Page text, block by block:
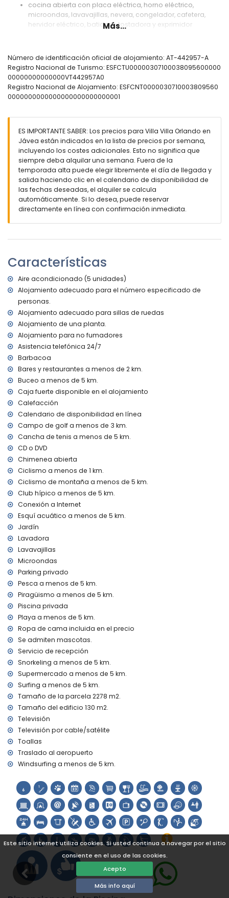
Este sitio internet utiliza cookies. Si usted continua a navegar por el sitio
consiente en el uso de las cookies.
Acepto
Más info aquí
cocina abierta con placa eléctrica, horno eléctrico,
microondas, lavavajillas, nevera, congelador, cafetera,
hervidor eléctrico, batidora, tostadora y exprimidor
dormitorio con aire acondicionado y cama de tamaño
queen (de 200 por 160 cm) y baño en suite
dormitorio con aire acondicionado y cama de tamaño
queen (de 200 por 160 cm)
dormitorio con aire acondicionado y 2 camas individuales
baño con lavabo individual, ducha, inodoro y secador de
pelo
Exterior de la villa
gran parcela
piscina privada de 15m x 6m y 2m de profundidad
maravilloso jardín con césped, grava, árboles y muebles
de jardín con tumbonas
2 terrazas, una de ellas cubierta
barbacoa
zona de estar al aire libre y comedor exterior
plazas de aparcamiento privadas
Más información
pueblo más cercano: Jávea (a menos de 5 kilómetros de
la villa)
orilla o ribera más cercana: Mediterráneo, Jávea (a menos
de 5 kilómetros de la villa)
playa más cercana: El Arenal, Jávea (a menos de 5
kilómetros de la villa)
puerto más cercano: Port Aduanas del Mar, Jávea (a
menos de 5 kilómetros de la villa)
parque más cercano: Montgó, Jávea (a menos de 5
kilómetros de la villa)
aeropuerto más cercano: Alicante (a menos de 100
kilómetros de la villa)
segundo aeropuerto más cercano: Valencia (> 100
kilómetros)
prohibido fumar
se aceptan mascotas
alojamiento adaptado para personas en silla de ruedas
El alojamiento es muy adecuado para familias con niños
Instalaciones y servicios incluidos en el precio del alquiler
de la villa
ordenador e internet (WiFi)
plancha y tabla de planchar
ropa de cama y toallas
servicio de recepción y servicio de emergencia 24 horas
calefacción y aire acondicionado
Instalaciones y servicios con coste adicional
servicio de aeropuerto
cama extra y camas/cunas para niños (bajo demanda)
Entretenimiento y actividades de ocio para sus vacaciones
en Jávea, Costa Blanca
discoteca, club nocturno, bar y paseo marítimo (El Arenal)
(a menos de 5 kilómetros de la casa)
Lugares de interés y cultura en Jávea, Costa Blanca
museo (Histórico de Jávea), iglesia (Virgen de Loreto,
Puerto, Jávea), ruina (Molinos de Viento, Jávea),
Jávea) (a menos de 5 kilómetros del alojamiento)
castillo (Portal de la Vila y Denia) (a menos de 25 kilómetros
del alojamiento)
Deportes
ciclismo (a menos de 1000 metros de la villa)
tenis, golf (Jávea Golf), equitación, ciclismo de montaña,
piragüismo, pesca, buceo, esnórquel, surf, windsurf y esquí
acuático (a menos de 5 kilómetros de la villa)
Más...
Número de identificación oficial de alojamiento: AT-442957-A
Registro Nacional de Turismo: ESFCTU00000307100038095600000
00000000000000VT442957A0
Registro Nacional de Alojamiento: ESFCNT0000030710003809560
0000000000000000000000000001
ES IMPORTANTE SABER: Los precios para Villa Villa Orlando en
Jávea están indicados en la lista de precios por semana,
incluyendo los costes adicionales. Esto no significa que
siempre deba alquilar una semana. Fuera de la
temporada alta puede elegir libremente el día de llegada y
salida haciendo clic en el calendario de disponibilidad de
las fechas deseadas, el alquiler se calcula
automáticamente. Si lo desea, puede reservar
directamente en línea con confirmación inmediata.
Características
Aire acondicionado (5 unidades)
Alojamiento adecuado para el número especificado de
personas.
Alojamiento adecuado para sillas de ruedas
Alojamiento de una planta.
Alojamiento para no fumadores
Asistencia telefónica 24/7
Barbacoa
Bares y restaurantes a menos de 2 km.
Buceo a menos de 5 km.
Caja fuerte disponible en el alojamiento
Calefacción
Calendario de disponibilidad en línea
Campo de golf a menos de 3 km.
Cancha de tenis a menos de 5 km.
CD o DVD
Chimenea abierta
Ciclismo a menos de 1 km.
Ciclismo de montaña a menos de 5 km.
Club hípico a menos de 5 km.
Conexión a Internet
Esquí acuático a menos de 5 km.
Jardín
Lavadora
Lavavajillas
Microondas
Parking privado
Pesca a menos de 5 km.
Piragüismo a menos de 5 km.
Piscina privada
Playa a menos de 5 km.
Ropa de cama incluida en el precio
Se admiten mascotas.
Servicio de recepción
Snorkeling a menos de 5 km.
Supermercado a menos de 5 km.
Surfing a menos de 5 km.
Tamaño de la parcela 2278 m2.
Tamaño del edificio 130 m2.
Televisión
Televisión por cable/satélite
Toallas
Traslado al aeropuerto
Windsurfing a menos de 5 km.